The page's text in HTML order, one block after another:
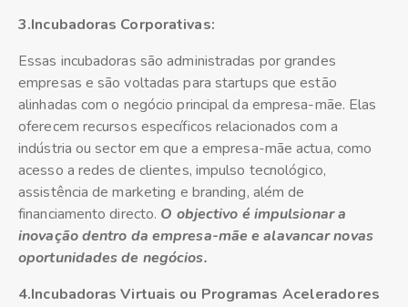
3.Incubadoras Corporativas:
Essas incubadoras são administradas por grandes
empresas e são voltadas para startups que estão
alinhadas com o negócio principal da empresa-mãe. Elas
oferecem recursos específicos relacionados com a
indústria ou sector em que a empresa-mãe actua, como
acesso a redes de clientes, impulso tecnológico,
assistência de marketing e branding, além de
financiamento directo. O objectivo é impulsionar a
inovação dentro da empresa-mãe e alavancar novas
oportunidades de negócios.
4.Incubadoras Virtuais ou Programas Aceleradores